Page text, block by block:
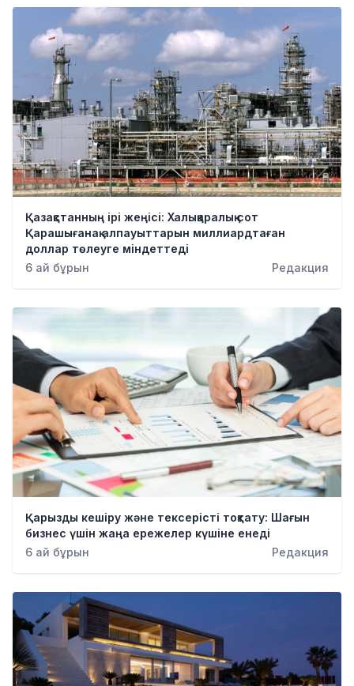
Қазақстанның ірі жеңісі: Халықаралық сот
Қарашығанақ алпауыттарын миллиардтаған
доллар төлеуге міндеттеді
6 ай бұрын
Редакция
Қарызды кешіру және тексерісті тоқтату: Шағын
бизнес үшін жаңа ережелер күшіне енеді
6 ай бұрын
Редакция